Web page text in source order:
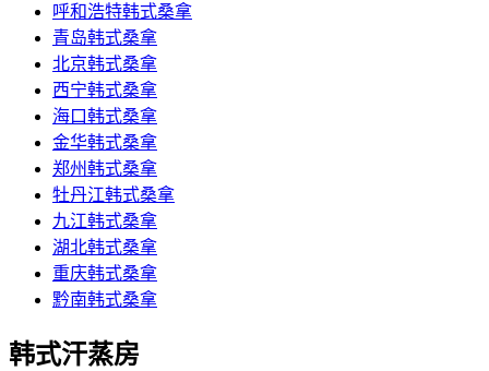
呼和浩特韩式桑拿
青岛韩式桑拿
北京韩式桑拿
西宁韩式桑拿
海口韩式桑拿
金华韩式桑拿
郑州韩式桑拿
牡丹江韩式桑拿
九江韩式桑拿
湖北韩式桑拿
重庆韩式桑拿
黔南韩式桑拿
韩式汗蒸房